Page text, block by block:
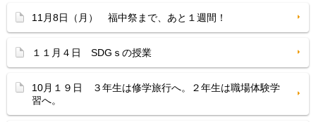
11月8日（月） 福中祭まで、あと１週間！
１１月４日 SDGｓの授業
10月１９日 ３年生は修学旅行へ。２年生は職場体験学
習へ。